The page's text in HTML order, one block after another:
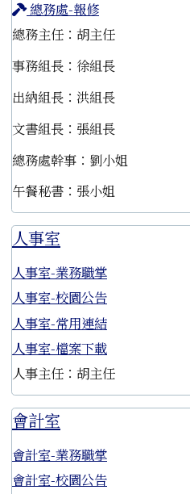
總務處-報修
總務主任：胡主任
事務組長：徐組長
出納組長：洪組長
文書組長：張組長
總務處幹事：劉小姐
午餐秘書：張小姐
人事室
人事室-業務職掌
人事室-校園公告
人事室-常用連結
人事室-檔案下載
人事主任：胡主任
會計室
會計室-業務職掌
會計室-校園公告